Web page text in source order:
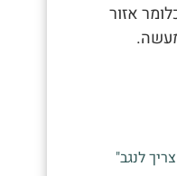
אזור
לנגב"